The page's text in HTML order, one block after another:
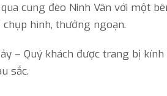
cung đèo Ninh Vân với một
hình, thưởng ngoạn.
– Quý khách được trang bị
sắc.